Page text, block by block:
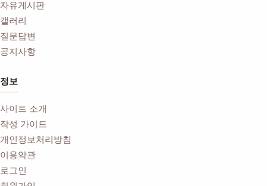
자유게시판
갤러리
질문답변
공지사항
정보
사이트 소개
작성 가이드
개인정보처리방침
이용약관
로그인